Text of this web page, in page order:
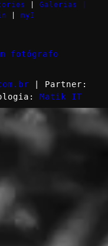
Galerias |
myI
fotógrafo
| Partner:
Matik IT